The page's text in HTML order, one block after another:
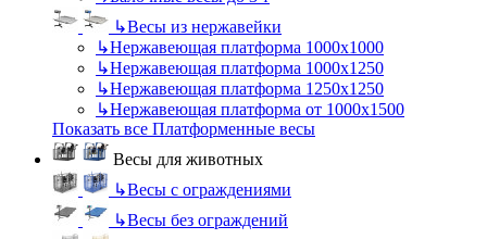
↳Весы из нержавейки
↳Нержавеющая платформа 1000х1000
↳Нержавеющая платформа 1000х1250
↳Нержавеющая платформа 1250х1250
↳Нержавеющая платформа от 1000х1500
Показать все Платформенные весы
Весы для животных
↳Весы с ограждениями
↳Весы без ограждений